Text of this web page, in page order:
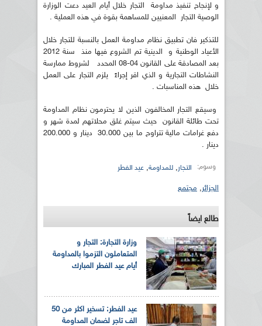
و لإنجاح تنفيذ مداومة التجار خلال أيام العيد دعت الوزارة
الوصية التجار المعنيين للمساهمة بقوة في هذه العملية .
للتذكير فان تطبيق نظام مداومة العمل بالنسبة للتجار خلال
الأعياد الوطنية و الدينية تم الشروع فيها منذ سنة 2012
بعد المصادقة على القانون 04-08 المحدد لشروط ممارسة
النشاطات التجارية و الذي اقر إجراءً يلزم التجار على العمل
خلال هذه المناسبات .
وسيقع التجار المخالفون الذين لا يحترمون نظام المداومة
تحت طائلة القانون حيث سيتم غلق محلاتهم لمدة شهر و
دفع غرامات مالية تتراوح ما بين 30.000 دينار و 200.000
دينار .
وسوم: التجار, للمداومة, عيد الفطر
الجزائر, مجتمع
طالع ايضاً
وزارة التجارة: التجار و
المتعاملون التزموا بالمداومة
أيام عيد الفطر المبارك
عيد الفطر: تسخير اكثر من 50
الف تاجر لضمان المداومة